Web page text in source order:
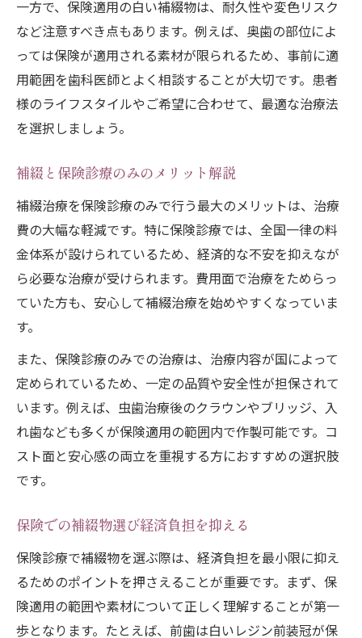
一方で、保険適用の白い補綴物は、耐久性や変色リスク
など注意すべき点もあります。例えば、奥歯の部位によ
っては保険が適用される素材が限られるため、事前に適
用範囲を歯科医師とよく相談することが大切です。患者
様のライフスタイルやご希望に合わせて、最適な治療法
を選択しましょう。
補綴と保険診療のみのメリット解説
補綴治療を保険診療のみで行う最大のメリットは、治療
費の大幅な軽減です。特に保険診療では、全国一律の料
金体系が設けられているため、経済的な不安を抑えなが
ら必要な治療が受けられます。費用面で治療をためらっ
ていた方も、安心して補綴治療を始めやすくなっていま
す。
また、保険診療のみでの治療は、治療内容が国によって
定められているため、一定の品質や安全性が担保されて
います。例えば、虫歯治療後のクラウンやブリッジ、入
れ歯なども多くが保険適用の範囲内で作製可能です。コ
スト面と安心感の両立を重視する方におすすめの選択肢
です。
保険での補綴物選び経済負担を抑える
保険診療で補綴物を選ぶ際は、経済負担を最小限に抑え
るためのポイントを押さえることが重要です。まず、保
険適用の範囲や素材について正しく理解することが第一
歩となります。たとえば、前歯は白いレジン前装冠が保